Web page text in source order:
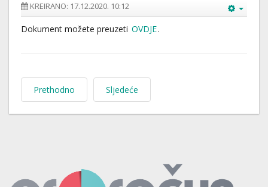
KREIRANO: 17.12.2020. 10:12
Dokument možete preuzeti OVDJE.
Prethodno Sljedeće